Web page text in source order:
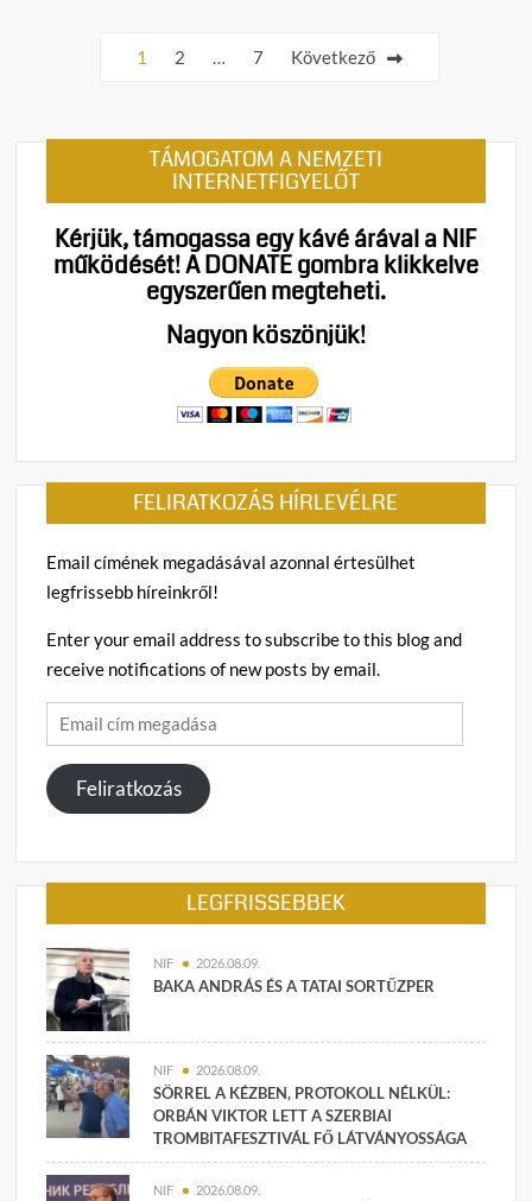
Tisza
Bejegyzések
1 2 … 7 Következő
TÁMOGATOM A NEMZETI
INTERNETFIGYELŐT
Kérjük, támogassa egy kávé árával a NIF
működését!A DONATE gombra klikkelve
egyszerűen megteheti.
Nagyon köszönjük!
FELIRATKOZÁS HÍRLEVÉLRE
Email címének megadásával azonnal értesülhet
legfrissebb híreinkről!
Enter your email address to subscribe to this blog and
receive notifications of new posts by email.
Email
cím
megadása
Feliratkozás
LEGFRISSEBBEK
NIF 2026.08.09.
BAKA ANDRÁS ÉS A TATAI SORTŰZPER
NIF 2026.08.09.
SÖRREL A KÉZBEN, PROTOKOLL NÉLKÜL:
ORBÁN VIKTOR LETT A SZERBIAI
TROMBITAFESZTIVÁL FŐ LÁTVÁNYOSSÁGA
NIF 2026.08.09.